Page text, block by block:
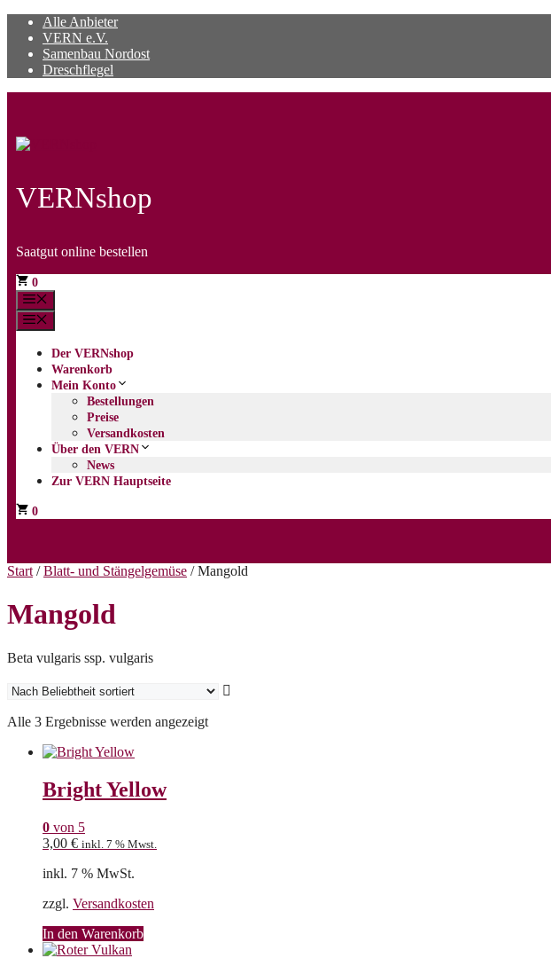
Zum
Inhalt
springen
Alle Anbieter
VERN e.V.
Samenbau Nordost
Dreschflegel
VERNshop
Saatgut online bestellen
0
Der VERNshop
Warenkorb
Mein Konto
Bestellungen
Preise
Versandkosten
Über den VERN
News
Zur VERN Hauptseite
0
Start /Blatt- und Stängelgemüse / Mangold
Mangold
Beta vulgaris ssp. vulgaris
Alle 3 Ergebnisse werden angezeigtNach
Bright Yellow
0 von 5
3,00 € inkl. 7 % Mwst.
inkl. 7 % MwSt.
zzgl. Versandkosten
In den Warenkorb